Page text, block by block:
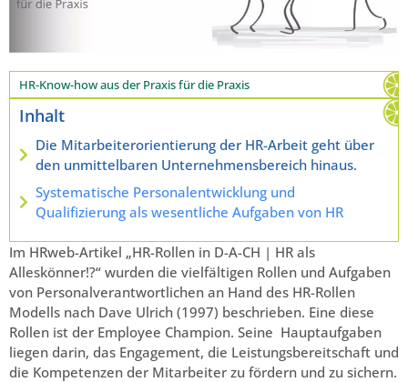
HR-Know-how aus der Praxis für die Praxis
Inhalt
Die Mitarbeiterorientierung der HR-Arbeit geht über
den unmittelbaren Unternehmensbereich hinaus.
Systematische Personalentwicklung und
Qualifizierung als wesentliche Aufgaben von HR
Im HRweb-Artikel „HR-Rollen in D-A-CH | HR als
Alleskönner!?“ wurden die vielfältigen Rollen und Aufgaben
von Personalverantwortlichen an Hand des HR-Rollen
Modells nach Dave Ulrich (1997) beschrieben. Eine diese
Rollen ist der Employee Champion. Seine Hauptaufgaben
liegen darin, das Engagement, die Leistungsbereitschaft und
die Kompetenzen der Mitarbeiter zu fördern und zu sichern.